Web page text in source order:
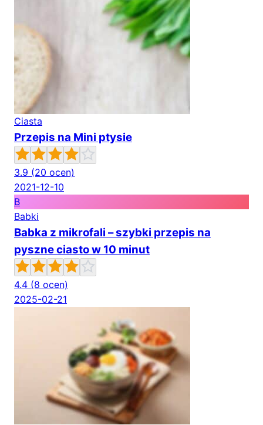
Ciasta
Przepis na Mini ptysie
3.9 (20 ocen)
2021-12-10
B
Babki
Babka z mikrofali – szybki przepis na
pyszne ciasto w 10 minut
4.4 (8 ocen)
2025-02-21